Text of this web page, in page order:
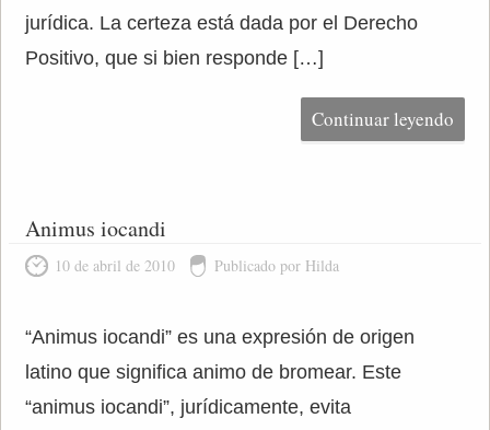
jurídica. La certeza está dada por el Derecho
Positivo, que si bien responde […]
Continuar leyendo
Animus iocandi
10 de abril de 2010 Publicado por Hilda
“Animus iocandi” es una expresión de origen
latino que significa animo de bromear. Este
“animus iocandi”, jurídicamente, evita